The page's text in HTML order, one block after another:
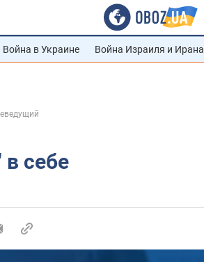
Война в Украине Война Израиля и Ирана
в себе